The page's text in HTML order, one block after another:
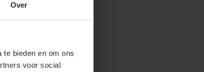
Over
bieden en om ons
voor social